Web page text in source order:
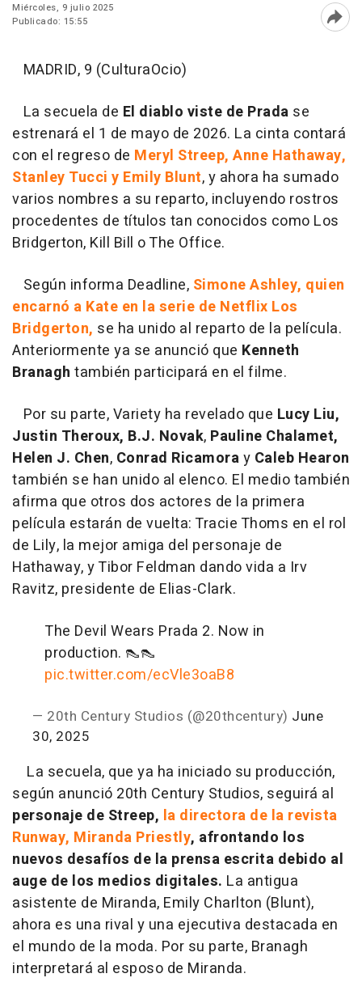
Miércoles, 9 julio 2025
Publicado: 15:55
MADRID, 9 (CulturaOcio)
La secuela de El diablo viste de Prada se
estrenará el 1 de mayo de 2026. La cinta contará
con el regreso de Meryl Streep, Anne Hathaway,
Stanley Tucci y Emily Blunt, y ahora ha sumado
varios nombres a su reparto, incluyendo rostros
procedentes de títulos tan conocidos como Los
Bridgerton, Kill Bill o The Office.
Según informa Deadline, Simone Ashley, quien
encarnó a Kate en la serie de Netflix Los
Bridgerton, se ha unido al reparto de la película.
Anteriormente ya se anunció que Kenneth
Branagh también participará en el filme.
Por su parte, Variety ha revelado que Lucy Liu,
Justin Theroux, B.J. Novak, Pauline Chalamet,
Helen J. Chen, Conrad Ricamoray Caleb Hearon
también se han unido al elenco. El medio también
afirma que otros dos actores de la primera
película estarán de vuelta: Tracie Thoms en el rol
de Lily, la mejor amiga del personaje de
Hathaway, y Tibor Feldman dando vida a Irv
Ravitz, presidente de Elias-Clark.
The Devil Wears Prada 2. Now in
production. 👠👠
pic.twitter.com/ecVle3oaB8
— 20th Century Studios (@20thcentury) June
30, 2025
La secuela, que ya ha iniciado su producción,
según anunció 20th Century Studios, seguirá al
personaje de Streep, la directora de la revista
Runway, Miranda Priestly, afrontando los
nuevos desafíos de la prensa escrita debido al
auge de los medios digitales. La antigua
asistente de Miranda, Emily Charlton (Blunt),
ahora es una rival y una ejecutiva destacada en
el mundo de la moda. Por su parte, Branagh
interpretará al esposo de Miranda.